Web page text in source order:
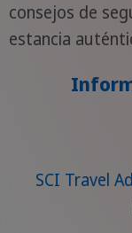
consejos de
estancia
SCI Travel